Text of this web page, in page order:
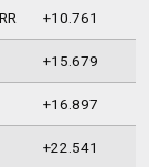
+10.761
+15.679
+16.897
+22.541